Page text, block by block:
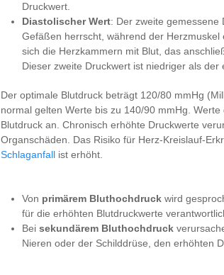
Druckwert.
Diastolischer Wert: Der zweite gemessene
Gefäßen herrscht, während der
sich die Herzkammern mit Blut, das
Dieser zweite Druckwert ist niedriger als der
Der optimale Blutdruck beträgt 120/80 mmHg
normal gelten Werte bis zu 140/90 mmHg.
Blutdruck an. Chronisch erhöhte Druckwerte
Organschäden. Das Risiko für Herz-Kreislauf-
Schlaganfall ist erhöht.
Von primärem Bluthochdruck wird
für die erhöhten Blutdruckwerte
Bei sekundärem Bluthochdruck
Nieren oder der Schilddrüse, den erhöhten